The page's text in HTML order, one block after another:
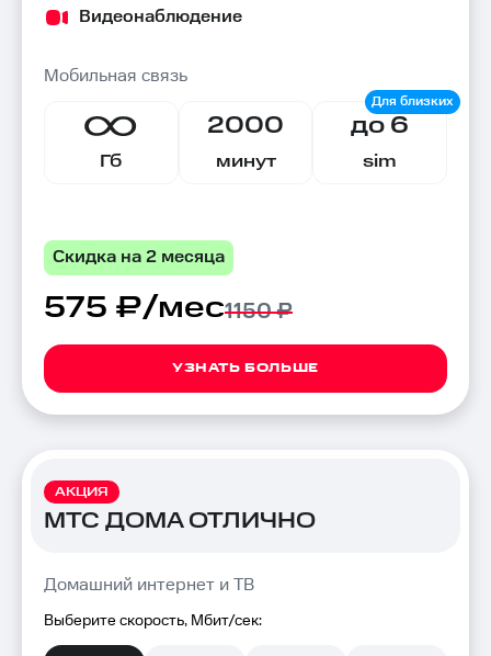
Видеонаблюдение
Мобильная связь
Гб
2000
минут
до 6
sim
Скидка на 2 месяца
575 ₽/мес1150 ₽
УЗНАТЬ БОЛЬШЕ
АКЦИЯ
МТС ДОМА ОТЛИЧНО
Домашний интернет и ТВ
Выберите скорость, Мбит/сек: